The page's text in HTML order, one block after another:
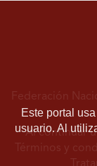
Este portal
usuario. Al
Federación
Al continuar
Términos y